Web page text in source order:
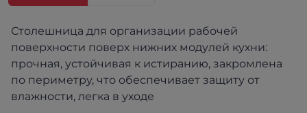
Столешница для организации рабочей
поверхности поверх нижних модулей кухни:
прочная, устойчивая к истиранию, закромлена
по периметру, что обеспечивает защиту от
влажности, легка в уходе